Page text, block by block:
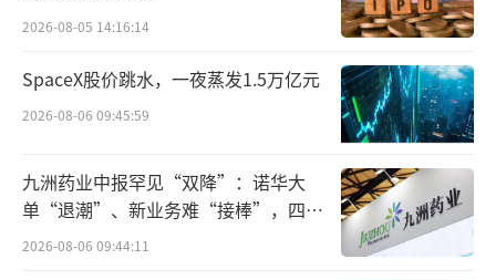
不少网友们评论表示，“周一一大早的就
这么刺激么”“新能源车如今越来越卷了”。
2026-08-05 14:16:14
SpaceX股价跳水，一夜蒸发1.5万亿元
2026-08-06 09:45:59
九洲药业中报罕见“双降”：诺华大
单“退潮”、新业务难“接棒”，四大
难关待闯
2026-08-06 09:44:11